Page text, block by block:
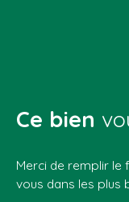
Ce bien
Merci de remplir le
vous dans les plus